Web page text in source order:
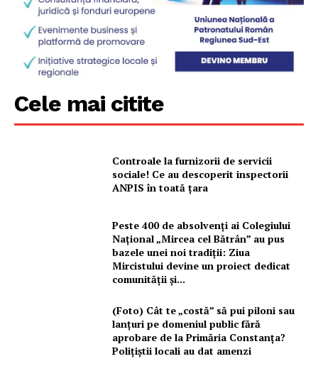
Cele mai citite
Controale la furnizorii de servicii
sociale! Ce au descoperit inspectorii
ANPIS în toată țara
Peste 400 de absolvenți ai Colegiului
Național „Mircea cel Bătrân” au pus
bazele unei noi tradiții: Ziua
Mircistului devine un proiect dedicat
comunității și...
(Foto) Cât te „costă” să pui piloni sau
lanțuri pe domeniul public fără
aprobare de la Primăria Constanța?
Polițiștii locali au dat amenzi